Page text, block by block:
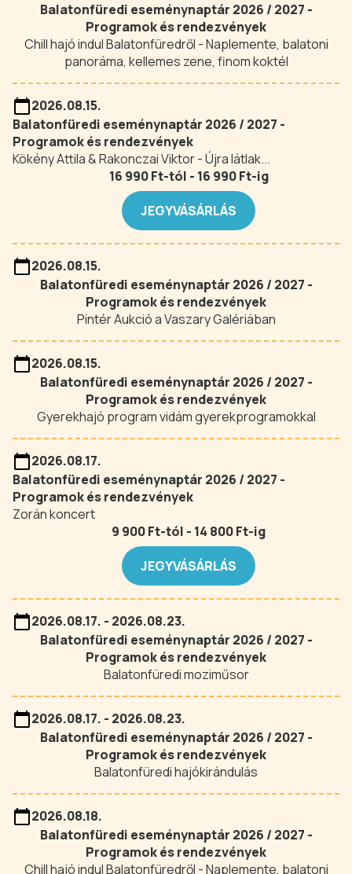
Balatonfüredi eseménynaptár 2026 / 2027 -
Programok és rendezvények
Chill hajó indul Balatonfüredről - Naplemente, balatoni
panoráma, kellemes zene, finom koktél
2026.08.15.
Balatonfüredi eseménynaptár 2026 / 2027 -
Programok és rendezvények
Kökény Attila & Rakonczai Viktor - Újra látlak...
16 990 Ft-tól - 16 990 Ft-ig
JEGYVÁSÁRLÁS
2026.08.15.
Balatonfüredi eseménynaptár 2026 / 2027 -
Programok és rendezvények
Pintér Aukció a Vaszary Galériában
2026.08.15.
Balatonfüredi eseménynaptár 2026 / 2027 -
Programok és rendezvények
Gyerekhajó program vidám gyerekprogramokkal
2026.08.17.
Balatonfüredi eseménynaptár 2026 / 2027 -
Programok és rendezvények
Zorán koncert
9 900 Ft-tól - 14 800 Ft-ig
JEGYVÁSÁRLÁS
2026.08.17. - 2026.08.23.
Balatonfüredi eseménynaptár 2026 / 2027 -
Programok és rendezvények
Balatonfüredi moziműsor
2026.08.17. - 2026.08.23.
Balatonfüredi eseménynaptár 2026 / 2027 -
Programok és rendezvények
Balatonfüredi hajókirándulás
2026.08.18.
Balatonfüredi eseménynaptár 2026 / 2027 -
Programok és rendezvények
Chill hajó indul Balatonfüredről - Naplemente, balatoni